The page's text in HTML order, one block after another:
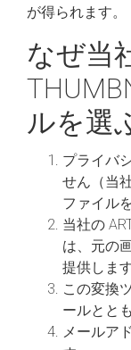
が得られます。
なぜ当
ルを選
プライバ
せん（当
ファイル
当社の
は、元の
提供します
この変換
ールとと
メールア